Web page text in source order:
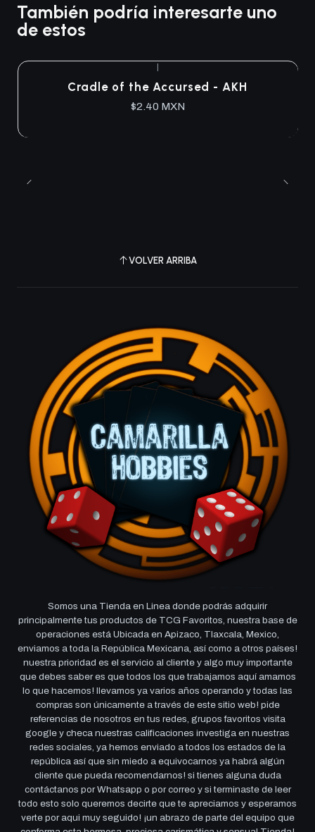
También podría interesarte uno
de estos
Cradle of the Accursed - AKH
$2.40 MXN
VOLVER ARRIBA
Somos una Tienda en Linea donde podrás adquirir
principalmente tus productos de TCG Favoritos, nuestra base de
operaciones está Ubicada en Apizaco, Tlaxcala, Mexico,
enviamos a toda la República Mexicana, así como a otros países!
nuestra prioridad es el servicio al cliente y algo muy importante
que debes saber es que todos los que trabajamos aquí amamos
lo que hacemos! llevamos ya varios años operando y todas las
compras son únicamente a través de este sitio web! pide
referencias de nosotros en tus redes, grupos favoritos visita
google y checa nuestras calificaciones investiga en nuestras
redes sociales, ya hemos enviado a todos los estados de la
república así que sin miedo a equivocarnos ya habrá algún
cliente que pueda recomendarnos! si tienes alguna duda
contáctanos por Whatsapp o por correo y si terminaste de leer
todo esto solo queremos decirte que te apreciamos y esperamos
verte por aqui muy seguido! ¡un abrazo de parte del equipo que